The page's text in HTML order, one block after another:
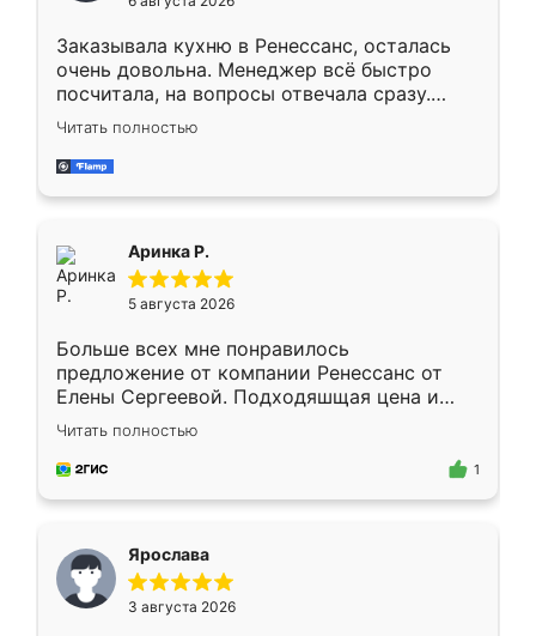
мебели буду заказывать только здесь.
Заказывала кухню в Ренессанс, осталась
очень довольна. Менеджер всё быстро
посчитала, на вопросы отвечала сразу.
Замерщик приехал в субботу, подошёл к
делу со всей ответственностью. Собрали
за день, ребята работали аккуратно, даже
Читать полностью
Аринка Р.
5 августа 2026
Больше всех мне понравилось
предложение от компании Ренессанс от
Елены Сергеевой. Подходяшщая цена и
короткие сроки изготовления. Приехавший
для замера сотрудник Владислав
предложил по моему эскизу самый
Читать полностью
1
Ярослава
3 августа 2026